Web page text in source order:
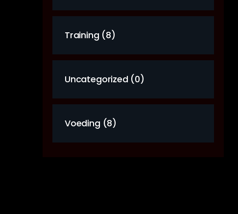
Training (8)
Uncategorized (0)
Voeding (8)